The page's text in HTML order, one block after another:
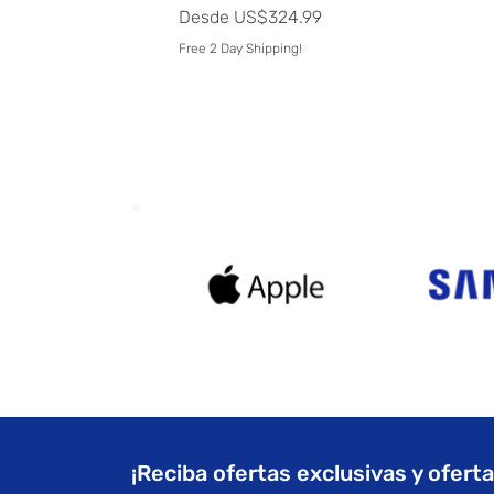
Desde US$324.99
Precio de oferta
Free 2 Day Shipping!
¡Reciba ofertas exclusivas y